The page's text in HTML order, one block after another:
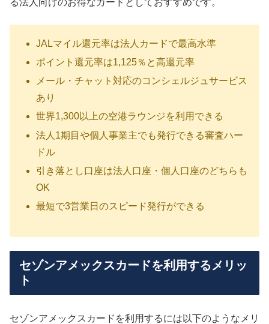
る法人向けのお得なカードとしておすすめです。
JALマイル還元率は法人カードで最高水準
ポイント還元率は1,125％と高還元率
メール・チャット対応のコンシェルジュサービス
あり
世界1,300以上の空港ラウンジを利用できる
法人1期目や個人事業主でも発行できる審査ハー
ドル
引き落とし口座は法人口座・個人口座のどちらも
OK
最短で3営業日のスピード発行ができる
セゾンアメックスカードを利用するメリッ
ト
セゾンアメックスカードを利用するには以下のようなメリ